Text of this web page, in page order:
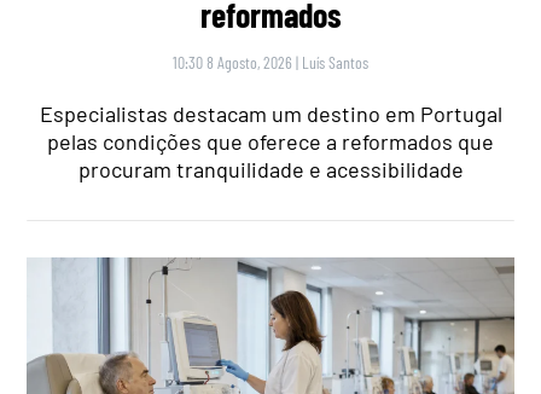
reformados
10:30 8 Agosto, 2026 | Luís Santos
Especialistas destacam um destino em Portugal
pelas condições que oferece a reformados que
procuram tranquilidade e acessibilidade